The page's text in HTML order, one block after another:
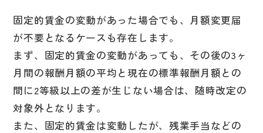
固定的賃金の変動があった場合でも、月額変更届
が不要となるケースも存在します。
まず、固定的賃金の変動があっても、その後の3ヶ
月間の報酬月額の平均と現在の標準報酬月額との
間に2等級以上の差が生じない場合は、随時改定の
対象外となります。
また、固定的賃金は変動したが、残業手当などの